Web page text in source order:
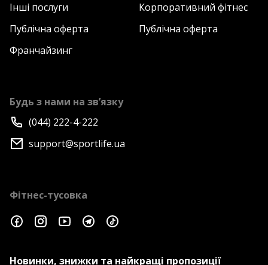
Інші послуги
Корпоративний фітнес
Публічна оферта
Публічна оферта
Франчайзинг
Будь з нами на зв’язку
(044) 222-4-222
support@sportlife.ua
Фітнес-тусовка
Новинки, знижки та найкращі пропозиції